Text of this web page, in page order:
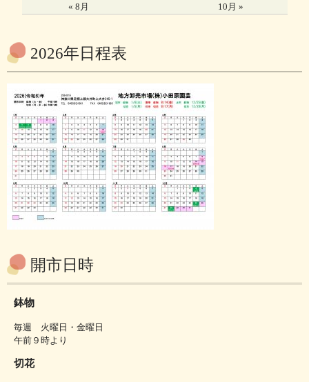
« 8月 10月 »
2026年日程表
開市日時
鉢物
毎週 火曜日・金曜日
午前９時より
切花